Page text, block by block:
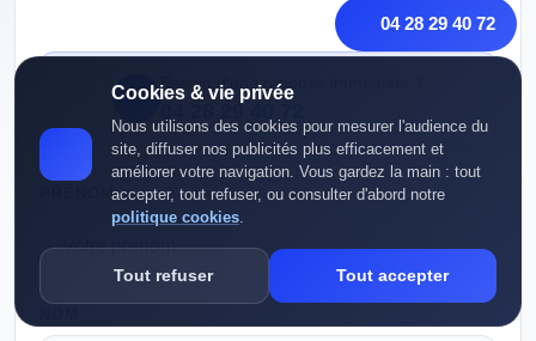
04 28 29 40 72
Cookies & vie privée
Nous utilisons des cookies pour mesurer l'audience du
site, diffuser nos publicités plus efficacement et
améliorer votre navigation. Vous gardez la main : tout
accepter, tout refuser, ou consulter d'abord notre
politique cookies.
Tout refuser Tout accepter
Besoin d'une réponse immédiate ?
04 28 29 40 72
PRÉNOM